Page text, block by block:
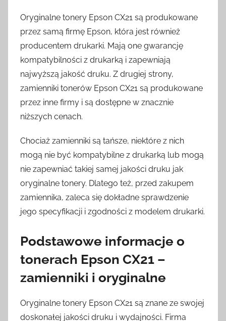
Oryginalne tonery Epson CX21 są produkowane
przez samą firmę Epson, która jest również
producentem drukarki. Mają one gwarancję
kompatybilności z drukarką i zapewniają
najwyższą jakość druku. Z drugiej strony,
zamienniki tonerów Epson CX21 są produkowane
przez inne firmy i są dostępne w znacznie
niższych cenach.
Chociaż zamienniki są tańsze, niektóre z nich
mogą nie być kompatybilne z drukarką lub mogą
nie zapewniać takiej samej jakości druku jak
oryginalne tonery. Dlatego też, przed zakupem
zamiennika, zaleca się dokładne sprawdzenie
jego specyfikacji i zgodności z modelem drukarki.
Podstawowe informacje o
tonerach Epson CX21 –
zamienniki i oryginalne
Oryginalne tonery Epson CX21 są znane ze swojej
doskonałej jakości druku i wydajności. Firma